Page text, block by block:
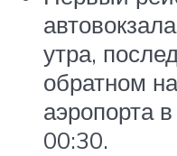
утра,
обратном
аэропорта
00:30.